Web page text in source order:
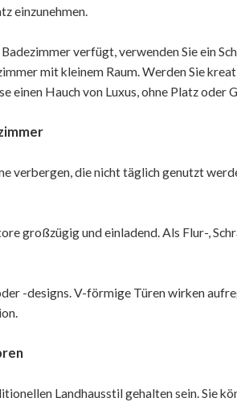
einzunehmen.
verfügt, verwenden Sie ein
mit kleinem Raum. Werden Sie
einen Hauch von Luxus, ohne Platz oder
verbergen, die nicht täglich genutzt
großzügig und einladend. Als Flur-,
-designs. V-förmige Türen wirken
Landhausstil gehalten sein. Sie